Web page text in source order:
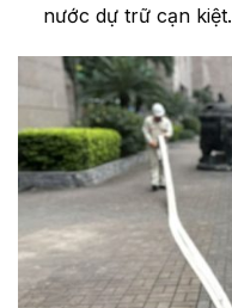
nước dự trữ cạn kiệt.